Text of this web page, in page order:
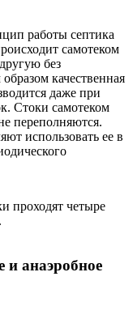
работы септика
самотеком
без
качественная
даже при
Стоки самотеком
переполняются.
использовать ее в
проходят четыре
и анаэробное